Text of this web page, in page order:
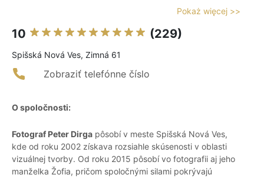
Pokaż więcej >>
10 (229)
Spišská Nová Ves, Zimná 61
Zobraziť telefónne číslo
O spoločnosti:
Fotograf Peter Dirga pôsobí v meste Spišská Nová Ves,
kde od roku 2002 získava rozsiahle skúsenosti v oblasti
vizuálnej tvorby. Od roku 2015 pôsobí vo fotografii aj jeho
manželka Žofia, pričom spoločnými silami pokrývajú